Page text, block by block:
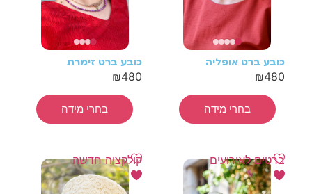
כובע ברט אופליה
₪480
בחרי מידה
כובע ברט זימרת
₪480
בחרי מידה
ברטים לאירועים קולקציה חדשה